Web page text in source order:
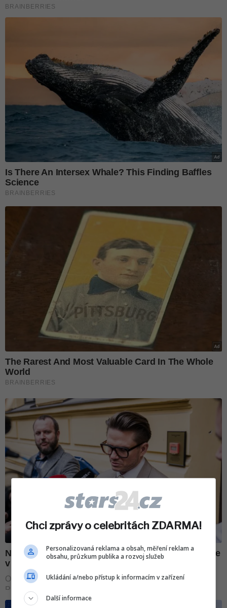
Chci zprávy o celebritách ZDARMA!
Personalizovaná reklama a obsah, měření reklam a
obsahu, průzkum publika a rozvoj služeb
Ukládání a/nebo přístup k informacím v zařízení
Další informace